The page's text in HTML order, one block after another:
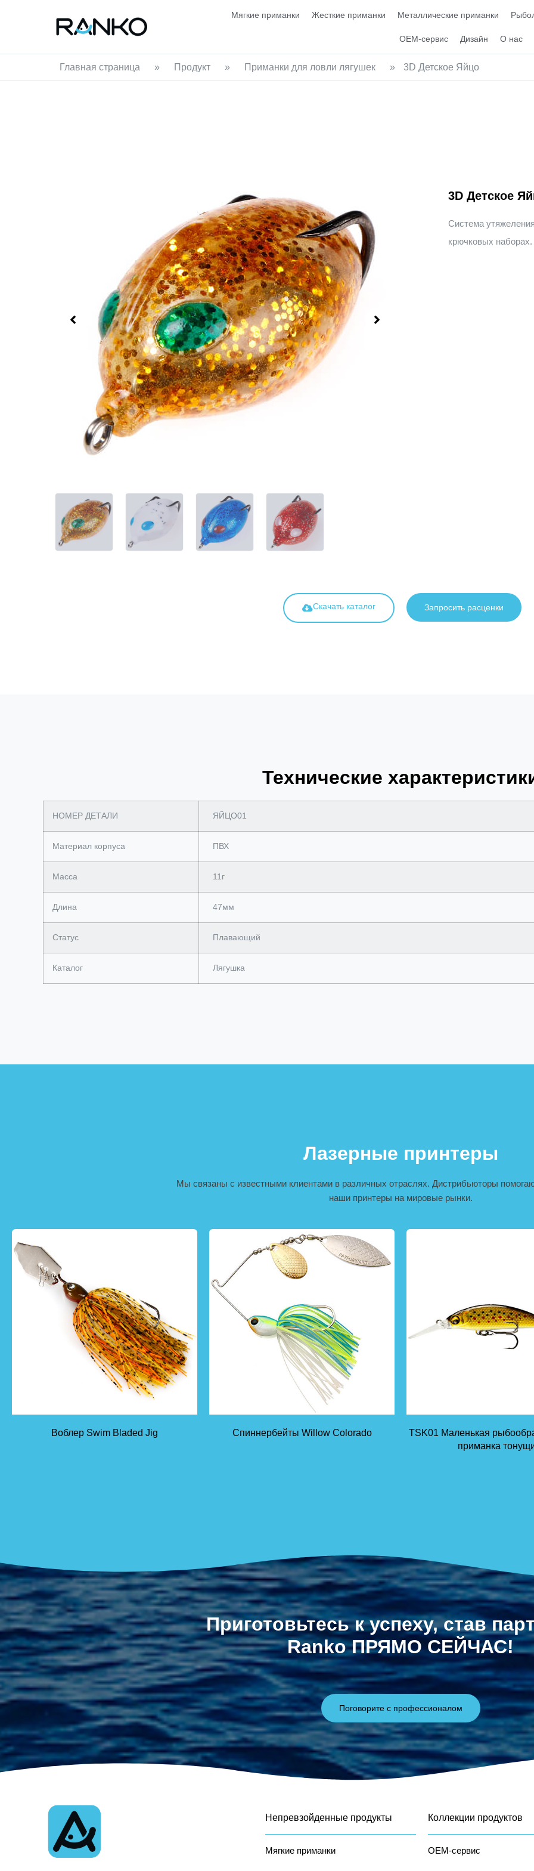
Мягкие приманки Жесткие приманки Металлические приманки
OEM-сервис Дизайн О нас
Главная страница » Продукт » Приманки для ловли лягушек » 3D Детское Яйцо
3D Детское
Система
крючковых
Скачать каталог Запросить расценки
Технические
НОМЕР ДЕТАЛИ ЯЙЦО01
Материал корпуса ПВХ
Масса 11г
Длина 47мм
Статус Плавающий
Каталог Лягушка
Лазерные принтеры
Мы связаны с известными клиентами в различных отраслях. Дистрибьюторы
наши принтеры на мировые рынки.
Воблер Swim Bladed Jig Спиннербейты Willow Colorado
TSK01 Маленькая
приманка
Приготовьтесь к успеху, став
Ranko ПРЯМО СЕЙЧАС!
Поговорите с профессионалом
Непревзойденные продукты
Мягкие приманки
Коллекции продуктов
OEM-сервис